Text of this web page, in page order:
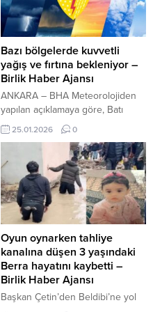
bugüne kadar rastlanmadığı ifade
edildi. Kadın Hakemlerimizden
Tarihi Başarı! İçeriği Görüntüle
Maçın 66. dakikasında Çaykur
Rizespor’un attığı golün ardından
VAR...
Bazı bölgelerde kuvvetli
yağış ve fırtına bekleniyor –
Birlik Haber Ajansı
ANKARA – BHA Meteorolojiden
yapılan açıklamaya göre, Batı
Akdeniz’de yarın öğle
saatlerinden sonra Burdur’un
doğu ilçeleri ile Antalya merkez
ve batı kesimlerinde yerel olarak
çok kuvvetli, yer yer şiddetli
sağanak ve gök gürültülü
sağanak bekleniyor. Gece
saatlerinden itibaren ise
Antalya’nın doğu kesimlerinde
yağışların etkisini artıracağı
tahmin ediliyor. Yüksek
kesimlerde yağışların...
25.01.2026 0
Oyun oynarken tahliye
kanalına düşen 3 yaşındaki
Berra hayatını kaybetti –
Birlik Haber Ajansı
Başkan Çetin’den Beldibi’ne yol